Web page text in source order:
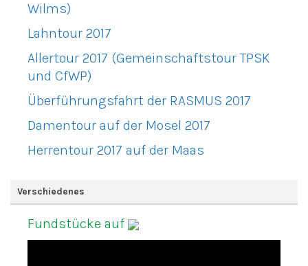
Wilms)
Lahntour 2017
Allertour 2017 (Gemeinschaftstour TPSK
und CfWP)
Überführungsfahrt der RASMUS 2017
Damentour auf der Mosel 2017
Herrentour 2017 auf der Maas
Verschiedenes
Fundstücke auf